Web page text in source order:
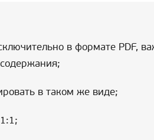
в формате PDF,
в таком же виде;